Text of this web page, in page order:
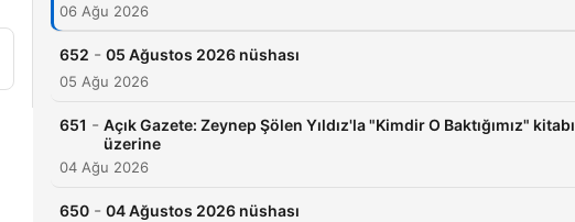
06 Ağu 2026
652 - 05 Ağustos 2026 nüshası
05 Ağu 2026
651 - Açık Gazete: Zeynep Şölen Yıldız'la "Kimdir O Baktığımız" kitabı
üzerine
04 Ağu 2026
650 - 04 Ağustos 2026 nüshası